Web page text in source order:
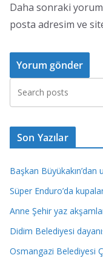
Daha sonraki
posta adresim ve
Son Yazılar
Başkan Büyükakın’dan
Süper Enduro’da
Anne Şehir yaz
Didim Belediyesi
Osmangazi Belediyesi